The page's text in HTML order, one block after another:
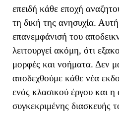
επειδή κάθε εποχή
τη δική της ανησυχία.
επανεμφάνισή του
λειτουργεί ακόμη, ότι
μορφές και νοήματα. Δεν
αποδεχθούμε κάθε νέα
ενός κλασικού έργου και η
συγκεκριμένης διασκευής